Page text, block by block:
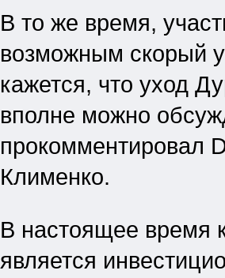
В то же время,
возможным скорый
кажется, что уход
вполне можно
прокомментировал
Клименко.
В настоящее время
является